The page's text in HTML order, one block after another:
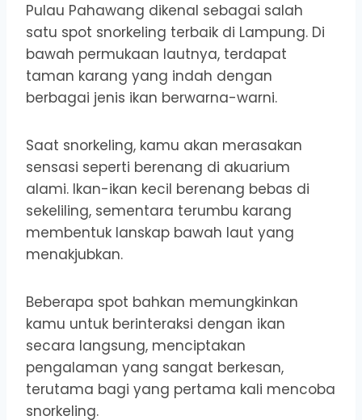
Pulau Pahawang dikenal sebagai salah
satu spot snorkeling terbaik di Lampung. Di
bawah permukaan lautnya, terdapat
taman karang yang indah dengan
berbagai jenis ikan berwarna-warni.
Saat snorkeling, kamu akan merasakan
sensasi seperti berenang di akuarium
alami. Ikan-ikan kecil berenang bebas di
sekeliling, sementara terumbu karang
membentuk lanskap bawah laut yang
menakjubkan.
Beberapa spot bahkan memungkinkan
kamu untuk berinteraksi dengan ikan
secara langsung, menciptakan
pengalaman yang sangat berkesan,
terutama bagi yang pertama kali mencoba
snorkeling.